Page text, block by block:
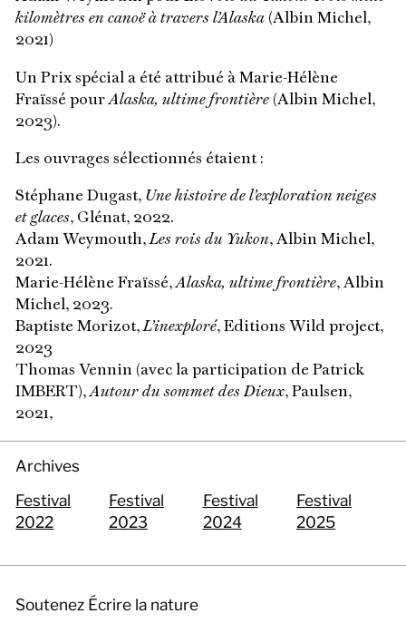
kilomètres en canoë à travers l’Alaska (Albin Michel,
2021)
Un Prix spécial a été attribué à Marie-Hélène
Fraïssé pourAlaska, ultime frontière (Albin Michel,
2023).
Les ouvrages sélectionnés étaient :
Stéphane Dugast, Une histoire de l’exploration neiges
et glaces, Glénat, 2022.
Adam Weymouth,Les rois du Yukon, Albin Michel,
2021.
Marie-Hélène Fraïssé,Alaska, ultime frontière, Albin
Michel, 2023.
Baptiste Morizot,L’inexploré, Editions Wild project,
2023
Thomas Vennin (avec la participation de Patrick
IMBERT),Autour du sommet des Dieux, Paulsen,
2021,
Archives
Festival
2022
Festival
2023
Festival
2024
Festival
2025
Soutenez Écrire la nature